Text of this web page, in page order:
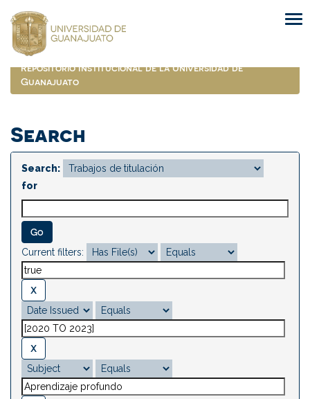
navigation
Repositorio Institucional de la Universidad de
Guanajuato
Search
Search:
for
Current filters: